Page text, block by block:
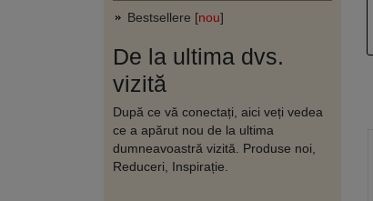
Bestsellere [nou]
De la ultima dvs.
vizită
După ce vă conectați, aici veți vedea
ce a apărut nou de la ultima
dumneavoastră vizită. Produse noi,
Reduceri, Inspirație.